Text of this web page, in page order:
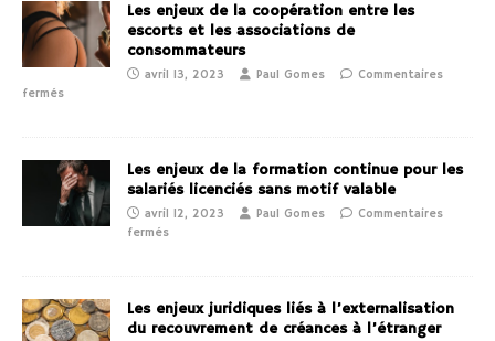
Les enjeux de la coopération entre les
escorts et les associations de
consommateurs
avril 13, 2023 Paul Gomes
Commentaires
fermés
Les enjeux de la formation continue pour les
salariés licenciés sans motif valable
avril 12, 2023 Paul Gomes
Commentaires
fermés
Les enjeux juridiques liés à l’externalisation
du recouvrement de créances à l’étranger